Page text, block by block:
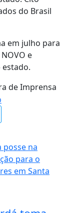
do Brasil
em julho para
e
de Imprensa